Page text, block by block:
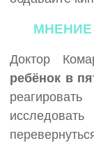
МНЕНИЕ
Доктор
ребёнок в